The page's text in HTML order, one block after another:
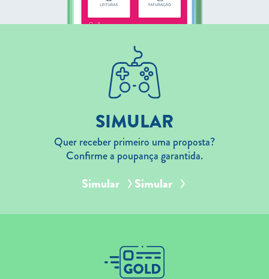
SIMULAR
Quer receber primeiro uma proposta?
Confirme a poupança garantida.
Simular Simular